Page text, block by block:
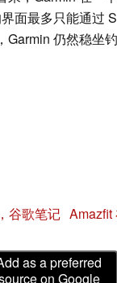
面最多只能通过
仍然稳坐
谷歌笔记 Amazfit
as a preferred
on Google